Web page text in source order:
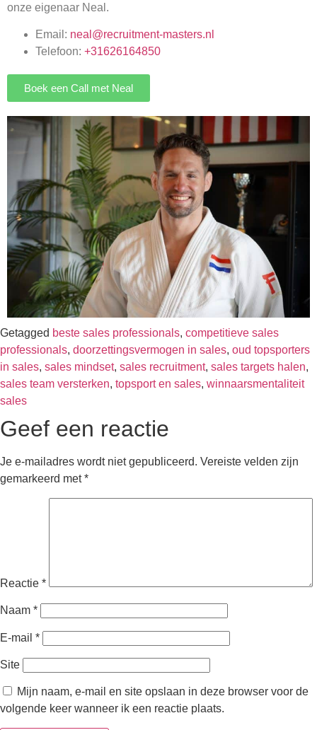
onze eigenaar Neal.
Email: neal@recruitment-masters.nl
Telefoon: +31626164850
Boek een Call met Neal
Getagged beste sales professionals, competitieve sales
professionals, doorzettingsvermogen in sales, oud topsporters
in sales, sales mindset, sales recruitment, sales targets halen,
sales team versterken, topsport en sales, winnaarsmentaliteit
sales
Geef een reactie
Je e-mailadres wordt niet gepubliceerd. Vereiste velden zijn
gemarkeerd met*
Reactie *
Naam *
E-mail *
Site
Mijn naam, e-mail en site opslaan in deze browser voor de
volgende keer wanneer ik een reactie plaats.